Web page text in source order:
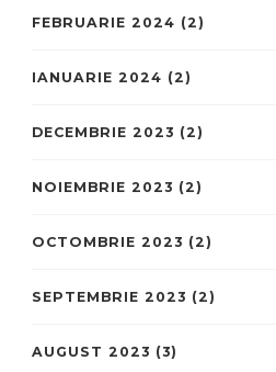
FEBRUARIE 2024 (2)
IANUARIE 2024 (2)
DECEMBRIE 2023 (2)
NOIEMBRIE 2023 (2)
OCTOMBRIE 2023 (2)
SEPTEMBRIE 2023 (2)
AUGUST 2023 (3)